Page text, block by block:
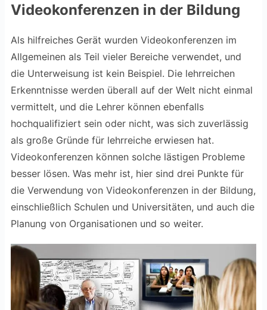
Videokonferenzen in der Bildung
Als hilfreiches Gerät wurden Videokonferenzen im
Allgemeinen als Teil vieler Bereiche verwendet, und
die Unterweisung ist kein Beispiel. Die lehrreichen
Erkenntnisse werden überall auf der Welt nicht einmal
vermittelt, und die Lehrer können ebenfalls
hochqualifiziert sein oder nicht, was sich zuverlässig
als große Gründe für lehrreiche erwiesen hat.
Videokonferenzen können solche lästigen Probleme
besser lösen. Was mehr ist, hier sind drei Punkte für
die Verwendung von Videokonferenzen in der Bildung,
einschließlich Schulen und Universitäten, und auch die
Planung von Organisationen und so weiter.